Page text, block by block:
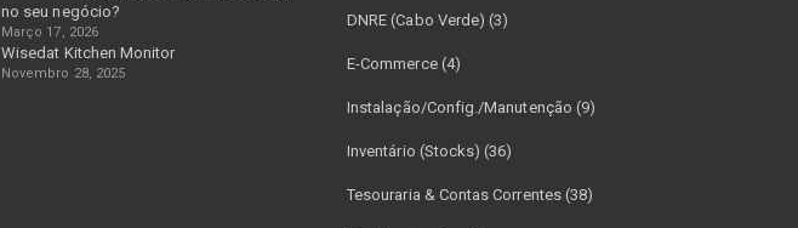
no seu negócio?
Março 17, 2026
Wisedat Kitchen Monitor
Novembro 28, 2025
DNRE (Cabo Verde) (3)
E-Commerce (4)
Instalação/Config./Manutenção (9)
Inventário (Stocks) (36)
Tesouraria & Contas Correntes (38)